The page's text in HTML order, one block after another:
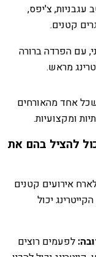
עגבניות, צ'יפס,
קטנים.
עם הפרדה ברורה
מראש.
אחד מהאורחים
ומקצועיות.
להציל בהם את
אירועים קטנים
יכול
לפעמים רוצים